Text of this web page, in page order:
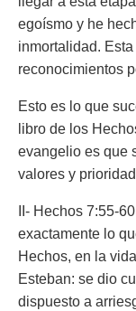
egoísmo y he
inmortalidad.
reconocimientos
Esto es lo que
libro de los
evangelio es que
valores y
II- Hechos 7:55-
exactamente lo
Hechos, en la
Esteban: se dio
dispuesto a